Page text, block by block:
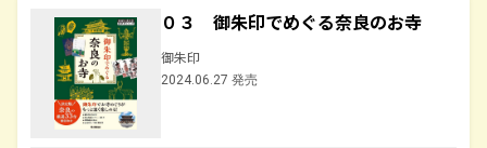
０３ 御朱印でめぐる奈良のお寺
御朱印
2024.06.27 発売